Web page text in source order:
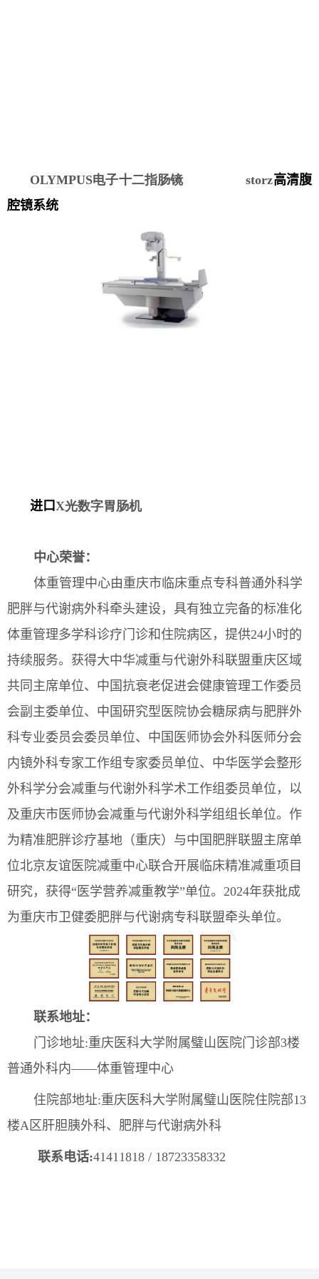
OLYMPUS电子十二指肠镜 storz高清腹
腔镜系统
进口X光数字胃肠机
中心荣誉：
体重管理中心由重庆市临床重点专科普通外科学
肥胖与代谢病外科牵头建设，具有独立完备的标准化
体重管理多学科诊疗门诊和住院病区，提供24小时的
持续服务。获得大中华减重与代谢外科联盟重庆区域
共同主席单位、中国抗衰老促进会健康管理工作委员
会副主委单位、中国研究型医院协会糖尿病与肥胖外
科专业委员会委员单位、中国医师协会外科医师分会
内镜外科专家工作组专家委员单位、中华医学会整形
外科学分会减重与代谢外科学术工作组委员单位，以
及重庆市医师协会减重与代谢外科学组组长单位。作
为精准肥胖诊疗基地（重庆）与中国肥胖联盟主席单
位北京友谊医院减重中心联合开展临床精准减重项目
研究，获得“医学营养减重教学”单位。2024年获批成
为重庆市卫健委肥胖与代谢病专科联盟牵头单位。
联系地址：
门诊地址:重庆医科大学附属璧山医院门诊部3楼
普通外科内——体重管理中心
住院部地址:重庆医科大学附属璧山医院住院部13
楼A区肝胆胰外科、肥胖与代谢病外科
联系电话:41411818 / 18723358332